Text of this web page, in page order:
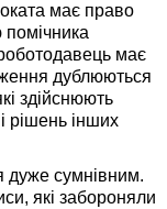
має право
має
дублюються
здійснюють
рішень інших
дуже сумнівним.
які забороняли